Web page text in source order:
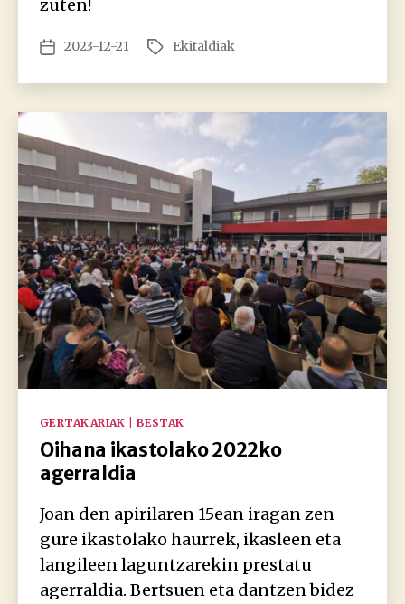
zuten!
Argitalpenaren
2023-12-21 EtiketakEkitaldiak
Kategoriak
GERTAKARIAK | BESTAK
Oihana ikastolako 2022ko
agerraldia
Joan den apirilaren 15ean iragan zen
gure ikastolako haurrek, ikasleen eta
langileen laguntzarekin prestatu
agerraldia. Bertsuen eta dantzen bidez